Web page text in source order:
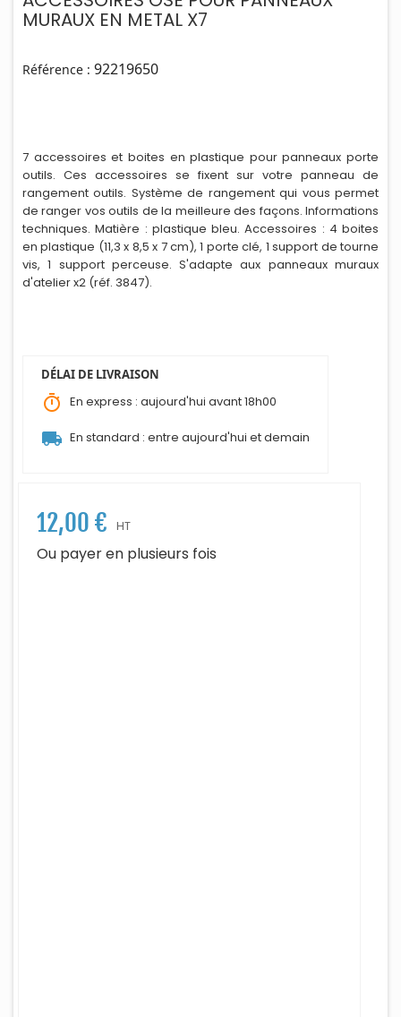
MURAUX EN METAL X7
Référence : 92219650
7 accessoires et boites en plastique pour panneaux porte
outils. Ces accessoires se fixent sur votre panneau de
rangement outils. Système de rangement qui vous permet
de ranger vos outils de la meilleure des façons. Informations
techniques. Matière : plastique bleu. Accessoires : 4 boites
en plastique (11,3 x 8,5 x 7 cm), 1 porte clé, 1 support de tourne
vis, 1 support perceuse. S'adapte aux panneaux muraux
d'atelier x2 (réf. 3847).
DÉLAI DE LIVRAISON
timer En express : aujourd'hui avant 18h00
local_shipping En standard : entre aujourd'hui et demain
12,00 € HT
Ou payer en plusieurs fois